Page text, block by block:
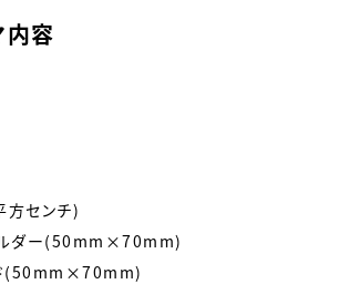
内容
方センチ)
ルダー(50mm×70mm)
ド(50mm×70mm)